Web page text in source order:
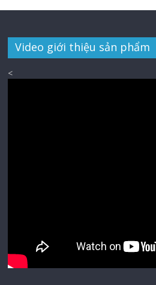
Video giới thiệu sản phẩm
<